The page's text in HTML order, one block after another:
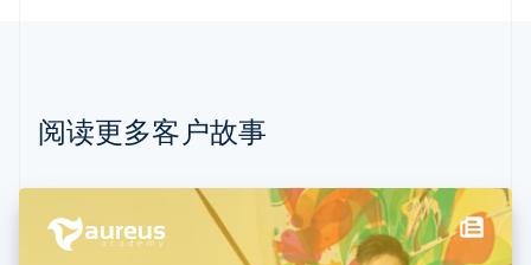
阅读更多客户故事
Nederlands Français Deutsch
波兰
丹麦
English
德国